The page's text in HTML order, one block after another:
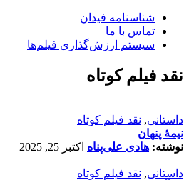
شناسنامه فیدان
تماس با ما
سیستم ارزش‌گذاری فیلم‌ها
نقد فیلم کوتاه
داستانی, نقد فیلم کوتاه
نیمۀ پنهان
نوشته: هادی علی‌پناه اکتبر 25, 2025
داستانی, نقد فیلم کوتاه